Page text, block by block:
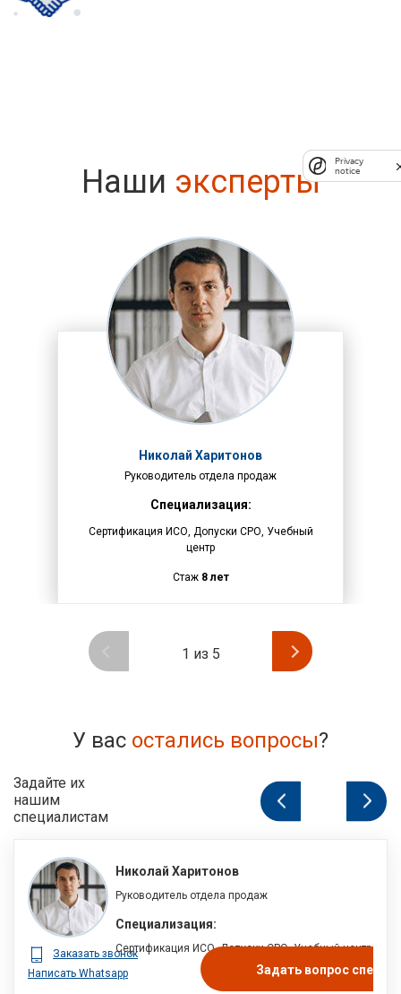
Наши эксперты
Николай Харитонов
Руководитель отдела продаж
Специализация:
Сертификация ИСО, Допуски СРО, Учебный
центр
Стаж 8 лет
1 из 5
У вас остались вопросы?
Задайте их
нашим
специалистам
Николай Харитонов
Руководитель отдела продаж
Специализация:
Сертификация ИСО, Допуски СРО, Учебный центр
Заказать звонок
Написать Whatsapp
Задать вопрос
из
Privacy
notice
Privacy
notice